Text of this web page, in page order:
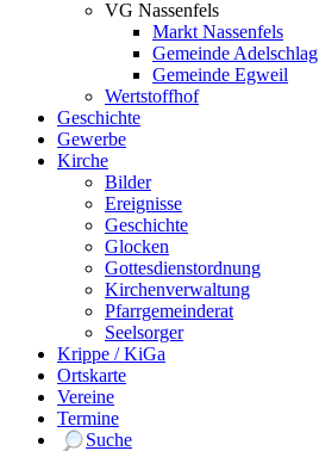
VG Nassenfels
Markt Nassenfels
Gemeinde Adelschlag
Gemeinde Egweil
Wertstoffhof
Geschichte
Gewerbe
Kirche
Bilder
Ereignisse
Geschichte
Glocken
Gottesdienstordnung
Kirchenverwaltung
Pfarrgemeinderat
Seelsorger
Krippe / KiGa
Ortskarte
Vereine
Termine
Suche